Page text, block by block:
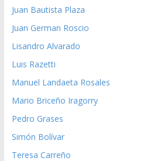
Juan Bautista Plaza
Juan German Roscio
Lisandro Alvarado
Luis Razetti
Manuel Landaeta Rosales
Mario Briceño Iragorry
Pedro Grases
Simón Bolívar
Teresa Carreño